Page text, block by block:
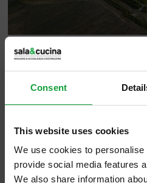
Consent
This website uses cookies
We use cookies to
provide social media features
We also share information
conoscere le diverse
del re dei formaggi
questi ultimi anni, è
cambiato ed è venuto il